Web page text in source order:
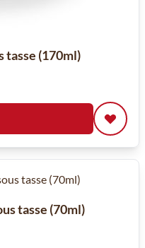
tasse (170ml)
tasse (70ml)